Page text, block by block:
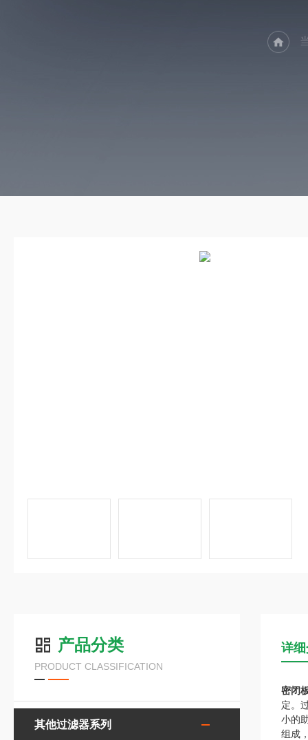
产品分类
PRODUCT CLASSIFICATION
其他过滤器系列
详
密闭
定。
小的
组成